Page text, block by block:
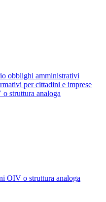
obblighi amministrativi
per cittadini e imprese
struttura analoga
OIV o struttura analoga